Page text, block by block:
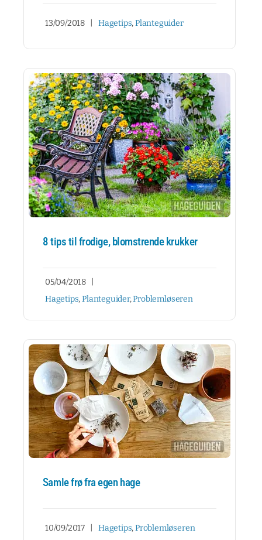
13/09/2018 Hagetips,Planteguider
8 tips til frodige, blomstrende krukker
05/04/2018
Hagetips,Planteguider,Problemløseren
Samle frø fra egen hage
10/09/2017 Hagetips,Problemløseren